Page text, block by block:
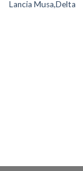
Lancia Musa,Delta